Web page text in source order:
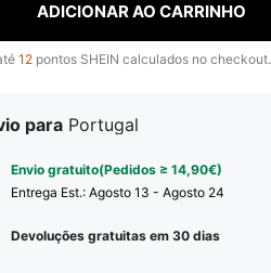
ADICIONAR AO CARRINHO
12 pontos SHEIN calculados no checkout.
para Portugal
Envio gratuito(Pedidos ≥ 14,90€)
Entrega Est.: Agosto 13 - Agosto 24
Devoluções gratuitas em 30 dias